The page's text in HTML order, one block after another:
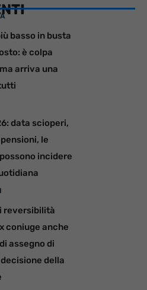
basso in busta
è colpa
arriva una
data scioperi,
le
incidere
reversibilità
coniuge anche
assegno di
della